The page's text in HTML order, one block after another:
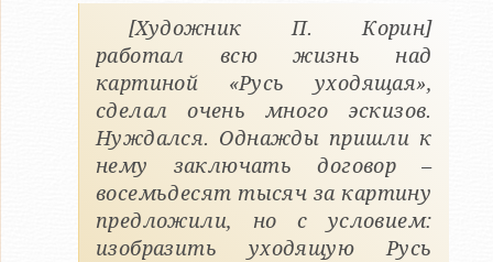
[Художник П. Корин]
работал всю жизнь над
картиной «Русь уходящая»,
сделал очень много эскизов.
Нуждался. Однажды пришли к
нему заключать договор –
восемьдесят тысяч за картину
предложили, но с условием:
изобразить уходящую Русь